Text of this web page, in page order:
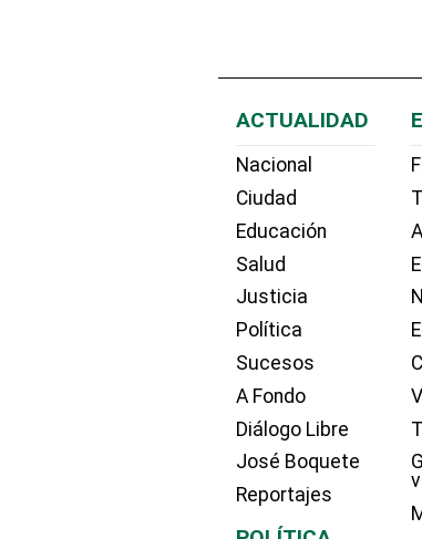
ACTUALIDAD
Nacional
Ciudad
Educación
Salud
Justicia
Política
Sucesos
A Fondo
Diálogo Libre
José Boquete
Reportajes